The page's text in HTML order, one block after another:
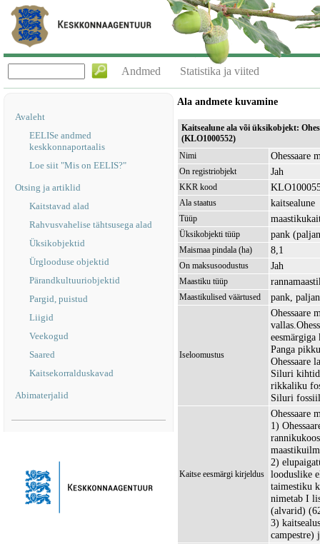
Andmed Statistika ja viited
Avaleht
EELISe andmed
keskkonnaportaalis
Loe siit "Mis on EELIS?"
Otsing ja artiklid
Kaitstavad alad
Rahvusvahelise tähtsusega alad
Üksikobjektid
Ürglooduse objektid
Pärandkultuuriobjektid
Pargid, puistud
Liigid
Veekogud
Saared
Kaitsekorralduskavad
Abimaterjalid
Ala andmete kuvamine
Kaitsealune ala või üksikobjekt:
(KLO1000552)
Nimi
Ohessaare
On registriobjekt Jah
KKR kood
Ala staatus kaitsealune
Tüüp
Üksikobjekti tüüp pank
Maismaa pindala (ha) 8,1
On maksusoodustus Jah
Maastiku tüüp
Maastikulised väärtused pank,
Iseloomustus
Ohessaare
Panga
Ohessaare
Siluri
rikkaliku
Siluri
Kaitse eesmärgi kirjeldus
Ohessaare
1)
2)
looduslike
taimestiku
nimetab I
(alvarid)
3)
campestre)